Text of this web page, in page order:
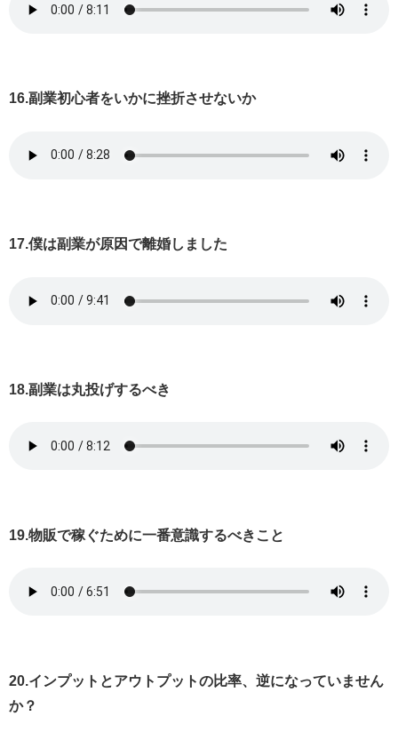
16.副業初心者をいかに挫折させないか
17.僕は副業が原因で離婚しました
18.副業は丸投げするべき
19.物販で稼ぐために一番意識するべきこと
20.インプットとアウトプットの比率、逆になっていません
か？